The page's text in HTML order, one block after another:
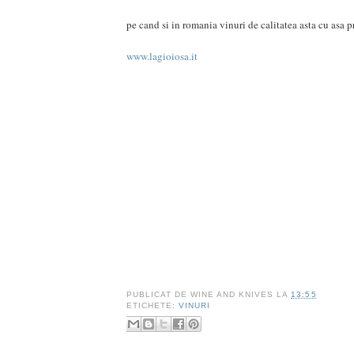
pe cand si in romania vinuri de calitatea asta cu asa
www.lagioiosa.it
PUBLICAT DEWINE AND KNIVES LA13:55
ETICHETE:VINURI